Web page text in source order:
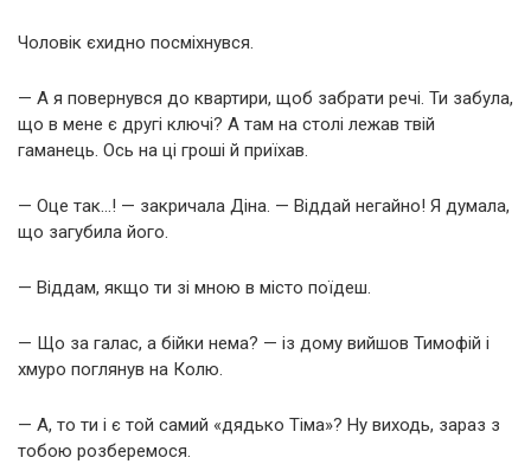
Чоловік єхидно посміхнувся.
— А я повернувся до квартири, щоб забрати речі. Ти забула,
що в мене є другі ключі? А там на столі лежав твій
гаманець. Ось на ці гроші й приїхав.
— Оце так…! — закричала Діна. — Віддай негайно! Я думала,
що загубила його.
— Віддам, якщо ти зі мною в місто поїдеш.
— Що за галас, а бійки нема? — із дому вийшов Тимофій і
хмуро поглянув на Колю.
— А, то ти і є той самий «дядько Тіма»? Ну виходь, зараз з
тобою розберемося.